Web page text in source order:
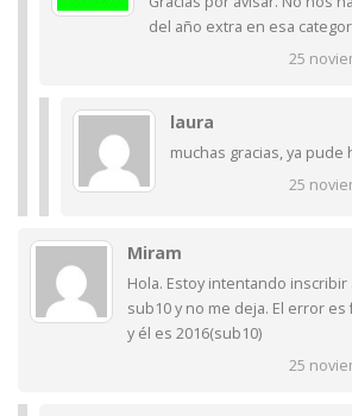
del año extra en esa
25
laura
muchas gracias, ya pude
25
Miram
Hola. Estoy intentando
sub10 y no me deja. El error
y él es 2016(sub10)
25